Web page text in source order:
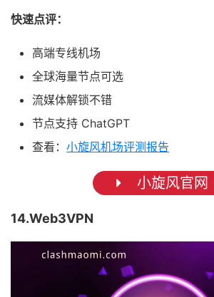
快速点评：
高端专线机场
全球海量节点可选
流媒体解锁不错
节点支持 ChatGPT
查看： 小旋风机场评测报告
小旋风官网
14.Web3VPN